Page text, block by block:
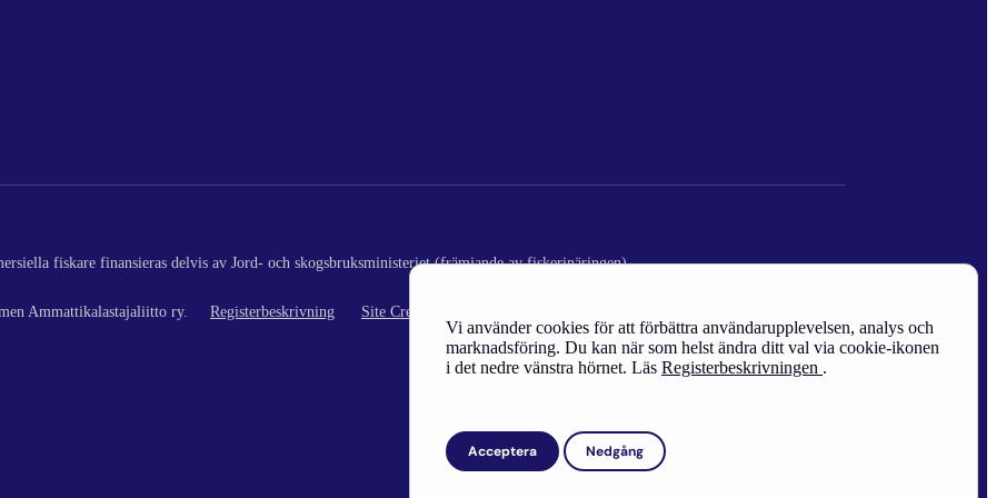
Vi använder cookies för att förbättra användarupplevelsen, analys och
marknadsföring. Du kan när som helst ändra ditt val via cookie-ikonen
i det nedre vänstra hörnet. Läs Registerbeskrivningen .
Acceptera Nedgång
fiskare finansieras delvis av Jord- och skogsbruksministeriet (främjande av fiskerinäringen)
Ammattikalastajaliitto ry. Registerbeskrivning Site Credits